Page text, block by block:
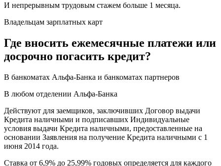
И непрерывным трудовым стажем больше 1 месяца.
Владельцам зарплатных карт
Где вносить ежемесячные платежи или
досрочно погасить кредит?
В банкоматах Альфа-Банка и банкоматах партнеров
В любом отделении Альфа-Банка
Действуют для заемщиков, заключивших Договор выдачи
Кредита наличными и подписавших Индивидуальные
условия выдачи Кредита наличными, предоставленные на
основании Заявления на получение Кредита наличными с 1
июня 2014 года.
Ставка от 6,9% до 25,99% годовых определяется для каждого